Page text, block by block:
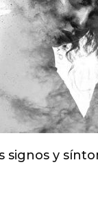
signos y